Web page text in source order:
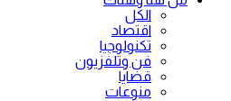
الكل
اقتصاد
تكنولوجيا
فن وتلفزيون
قضايا
منوعات